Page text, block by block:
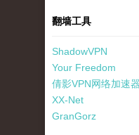
翻墙工具
ShadowVPN
Your Freedom
倩影VPN网络加速器
XX-Net
GranGorz